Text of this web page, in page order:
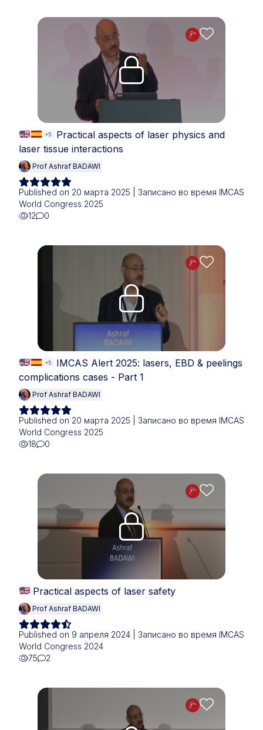
Upgrade needed
+5
Practical aspects of laser physics and
laser tissue interactions
Prof Ashraf BADAWI
Published on 20 марта 2025 | Записано во время IMCAS
World Congress 2025
12
0
Upgrade needed
+5
IMCAS Alert 2025: lasers, EBD & peelings
complications cases - Part 1
Prof Ashraf BADAWI
Published on 20 марта 2025 | Записано во время IMCAS
World Congress 2025
18
0
Upgrade needed
Practical aspects of laser safety
Prof Ashraf BADAWI
Published on 9 апреля 2024 | Записано во время IMCAS
World Congress 2024
75
2